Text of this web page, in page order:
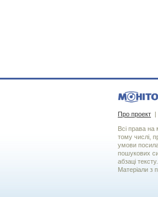
Про проект |
Всі права на
тому числі,
умови
пошукових
абзаці тексту.
Матеріали з